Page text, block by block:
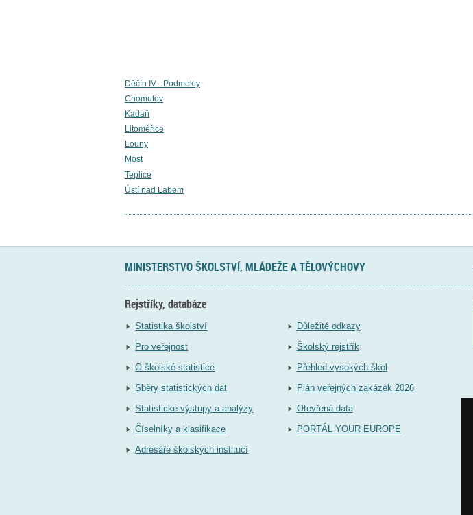
Děčín IV - Podmokly
Chomutov
Kadaň
Litoměřice
Louny
Most
Teplice
Ústí nad Labem
MINISTERSTVO ŠKOLSTVÍ, MLÁDEŽE A TĚLOVÝCHOVY
Rejstříky, databáze
Statistika školství
Pro veřejnost
O školské statistice
Sběry statistických dat
Statistické výstupy a analýzy
Číselníky a klasifikace
Adresáře školských institucí
Důležité odkazy
Školský rejstřík
Přehled vysokých škol
Plán veřejných zakázek 2026
Otevřená data
PORTÁL YOUR EUROPE